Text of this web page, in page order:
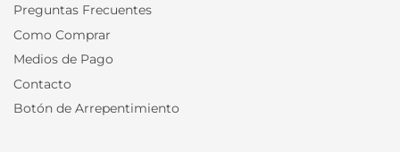
Preguntas Frecuentes
Como Comprar
Medios de Pago
Contacto
Botón de Arrepentimiento